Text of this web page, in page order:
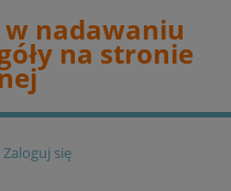
nadawaniu
na stronie
Zaloguj się